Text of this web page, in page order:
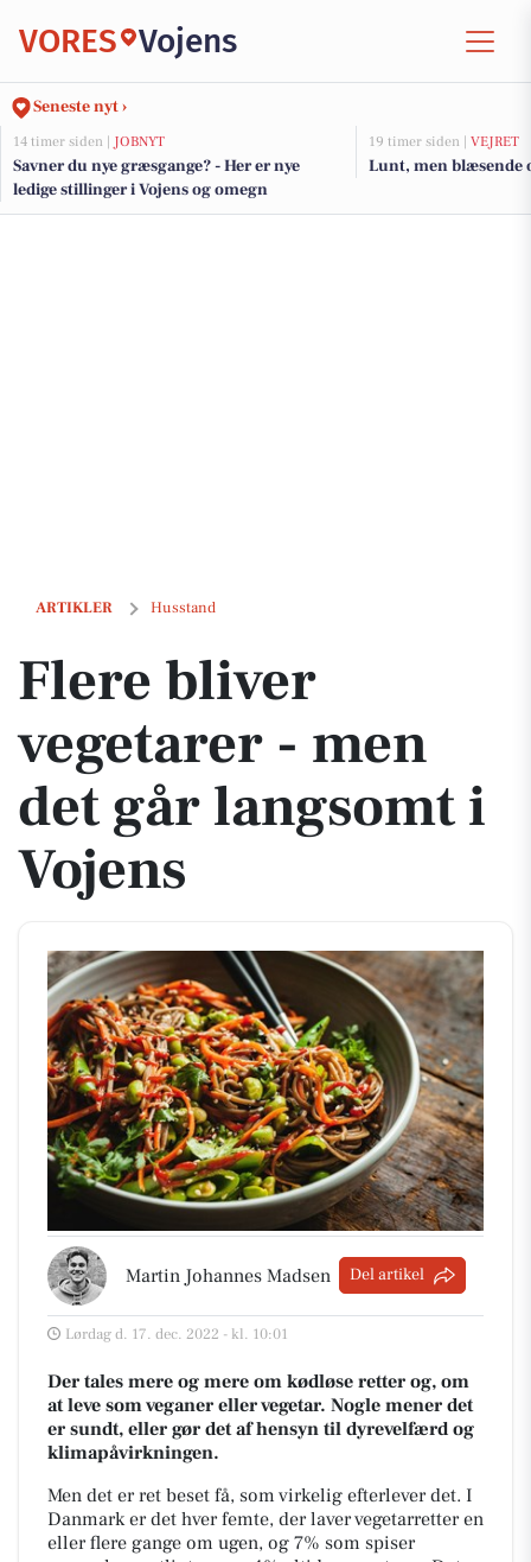
VORES Vojens
Seneste nyt ›
14 timer siden | JOBNYT
Savner du nye græsgange? - Her er nye
ledige stillinger i Vojens og omegn
19 timer siden | VEJRET
Lunt, men blæsende
ARTIKLER Husstand
Flere bliver vegetarer - men det går langsomt i Vojens
Flere bliver
vegetarer - men
det går langsomt i
Vojens
Martin Johannes Madsen Del artikel
Lørdag d. 17. dec. 2022 - kl. 10:01
Der tales mere og mere om kødløse retter og, om
at leve som veganer eller vegetar. Nogle mener det
er sundt, eller gør det af hensyn til dyrevelfærd og
klimapåvirkningen.
Men det er ret beset få, som virkelig efterlever det. I
Danmark er det hver femte, der laver vegetarretter en
eller flere gange om ugen, og 7% som spiser